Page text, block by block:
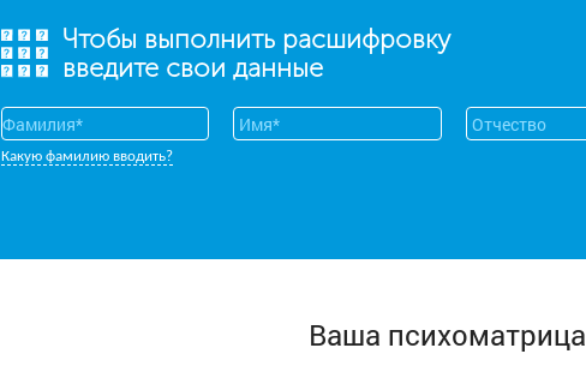
Чтобы выполнить расшифровку
введите свои данные
Какую фамилию вводить?
Ваша психоматрица